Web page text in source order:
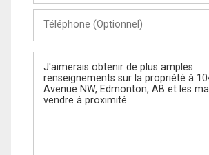
(Optionnel)
Message